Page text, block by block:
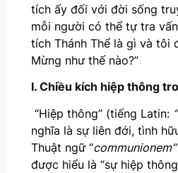
tích ấy đối với đời sống
mỗi người có thể tự tra
tích Thánh Thể là gì và tôi
Mừng như thế nào?”
I. Chiều kích hiệp thông
“Hiệp thông” (tiếng Latin:
nghĩa là sự liên đới, tình
Thuật ngữ “communionem”
được hiểu là “sự hiệp